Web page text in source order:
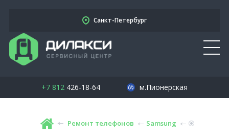
Санкт-Петербург
+7 812426-18-64 м.Пионерская
Ремонт телефонов Samsung